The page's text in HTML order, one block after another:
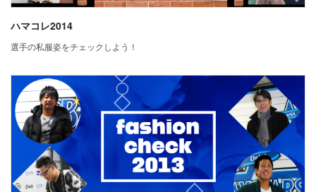
ハマコレ2014
選手の私服姿をチェックしよう！